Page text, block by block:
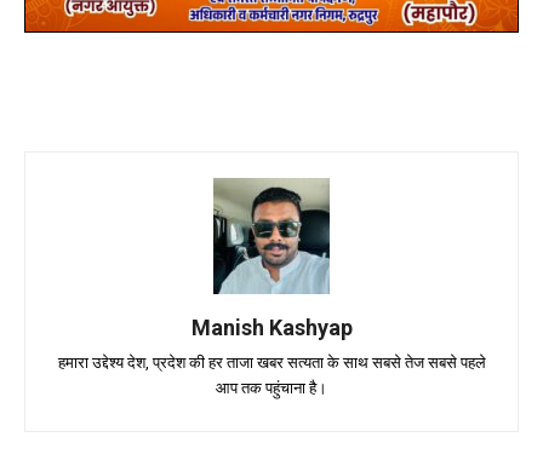
Manish Kashyap
हमारा उद्देश्य देश, प्रदेश की हर ताजा खबर सत्यता के साथ सबसे तेज सबसे पहले
आप तक पहुंचाना है।